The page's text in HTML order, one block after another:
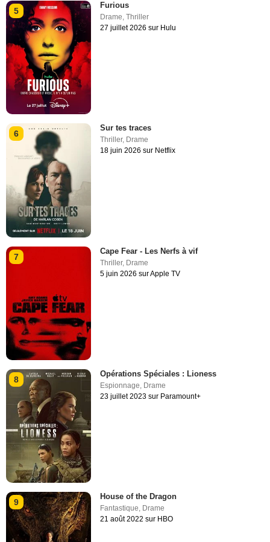
5
Furious
Drame,Thriller
27 juillet 2026 sur Hulu
6
Sur tes traces
Thriller, Drame
18 juin 2026 sur Netflix
7
Cape Fear - Les Nerfs à vif
Thriller, Drame
5 juin 2026 sur Apple TV
8
Opérations Spéciales : Lioness
Espionnage, Drame
23 juillet 2023 sur Paramount+
9
House of the Dragon
Fantastique, Drame
21 août 2022 sur HBO